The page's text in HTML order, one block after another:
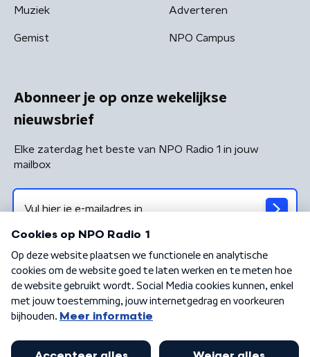
Muziek
Gemist
Adverteren
NPO Campus
Abonneer je op onze wekelijkse
nieuwsbrief
Elke zaterdag het beste van NPO Radio 1 in jouw
mailbox
Algemene voorwaarden